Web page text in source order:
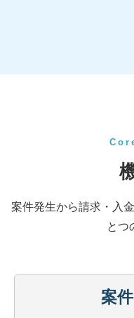
案件発生から請求・入
とつ
案